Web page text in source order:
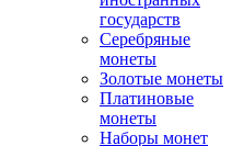
государств
Серебряные
монеты
Золотые монеты
Платиновые
монеты
Наборы монет